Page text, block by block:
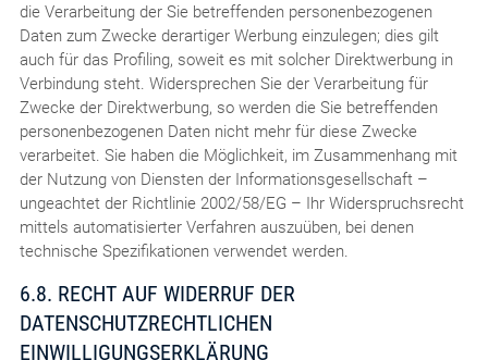
die Verarbeitung der Sie betreffenden personenbezogenen
Daten zum Zwecke derartiger Werbung einzulegen; dies gilt
auch für das Profiling, soweit es mit solcher Direktwerbung in
Verbindung steht. Widersprechen Sie der Verarbeitung für
Zwecke der Direktwerbung, so werden die Sie betreffenden
personenbezogenen Daten nicht mehr für diese Zwecke
verarbeitet. Sie haben die Möglichkeit, im Zusammenhang mit
der Nutzung von Diensten der Informationsgesellschaft –
ungeachtet der Richtlinie 2002/58/EG – Ihr Widerspruchsrecht
mittels automatisierter Verfahren auszuüben, bei denen
technische Spezifikationen verwendet werden.
6.8. RECHT AUF WIDERRUF DER
DATENSCHUTZRECHTLICHEN
EINWILLIGUNGSERKLÄRUNG